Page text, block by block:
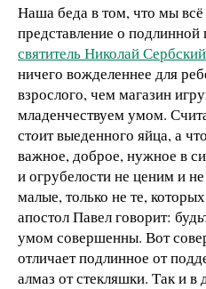
Наша беда в том, что мы
представление о
святитель Николай Сербский
ничего вожделеннее для
взрослого, чем магазин
младенчествуем умом.
стоит выеденного яйца, а
важное, доброе, нужное в
и огрубелости не ценим и
малые, только не те,
апостол Павел говорит:
умом совершенны. Вот
отличает подлинное от
алмаз от стекляшки. Так и в